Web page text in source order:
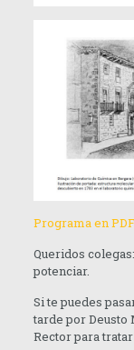
Programa en PDF
Queridos
potenciar.
Si te puedes
tarde por Deusto
Rector para tratar